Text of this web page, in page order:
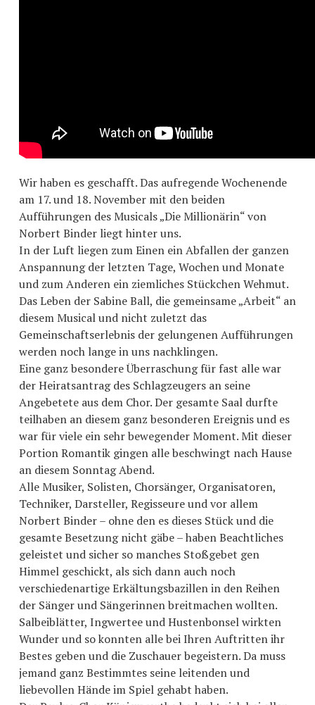
Wir haben es geschafft. Das aufregende Wochenende
am 17. und 18. November mit den beiden
Aufführungen des Musicals „Die Millionärin“ von
Norbert Binder liegt hinter uns.
In der Luft liegen zum Einen ein Abfallen der ganzen
Anspannung der letzten Tage, Wochen und Monate
und zum Anderen ein ziemliches Stückchen Wehmut.
Das Leben der Sabine Ball, die gemeinsame „Arbeit“ an
diesem Musical und nicht zuletzt das
Gemeinschaftserlebnis der gelungenen Aufführungen
werden noch lange in uns nachklingen.
Eine ganz besondere Überraschung für fast alle war
der Heiratsantrag des Schlagzeugers an seine
Angebetete aus dem Chor. Der gesamte Saal durfte
teilhaben an diesem ganz besonderen Ereignis und es
war für viele ein sehr bewegender Moment. Mit dieser
Portion Romantik gingen alle beschwingt nach Hause
an diesem Sonntag Abend.
Alle Musiker, Solisten, Chorsänger, Organisatoren,
Techniker, Darsteller, Regisseure und vor allem
Norbert Binder – ohne den es dieses Stück und die
gesamte Besetzung nicht gäbe – haben Beachtliches
geleistet und sicher so manches Stoßgebet gen
Himmel geschickt, als sich dann auch noch
verschiedenartige Erkältungsbazillen in den Reihen
der Sänger und Sängerinnen breitmachen wollten.
Salbeiblätter, Ingwertee und Hustenbonsel wirkten
Wunder und so konnten alle bei Ihren Auftritten ihr
Bestes geben und die Zuschauer begeistern. Da muss
jemand ganz Bestimmtes seine leitenden und
liebevollen Hände im Spiel gehabt haben.